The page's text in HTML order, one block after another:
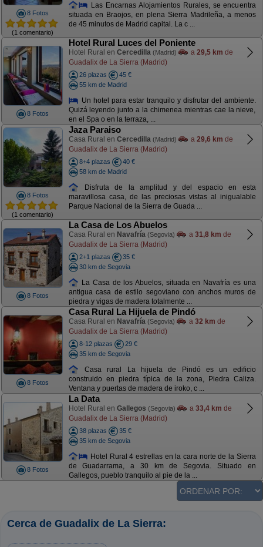
8 Fotos
(1 comentario)
Las Encarnas Alojamientos Rurales, se encuentra
situada en Braojos, en plena Sierra Madrileña, a menos
de 45 minutos de Madrid capital. La c ...
8 Fotos
Hotel Rural Luces del Poniente
Hotel Rural en Cercedilla (Madrid) a 29,5 km de
Guadalix de La Sierra (Madrid)
26 plazas
45 €
55 km de Madrid
Un hotel para estar tranquilo y disfrutar del ambiente.
Quizá leyendo junto a la chimenea mientras cae la nieve,
en el Spa o en la terraza, ...
8 Fotos
(1 comentario)
Jaza Paraiso
Casa Rural en Cercedilla (Madrid) a 29,6 km de
Guadalix de La Sierra (Madrid)
8+4 plazas
40 €
58 km de Madrid
Disfruta de la amplitud y del espacio en esta
maravillosa casa, de las preciosas vistas al inigualable
Parque Nacional de la Sierra de Guada ...
8 Fotos
La Casa de Los Abuelos
Casa Rural en Navafría (Segovia) a 31,8 km de
Guadalix de La Sierra (Madrid)
2+1 plazas
35 €
30 km de Segovia
La Casa de los Abuelos, situada en Navafría es una
antigua casa de estilo segoviano con anchos muros de
piedra y vigas de madera totalmente ...
8 Fotos
Casa Rural La Hijuela de Pindó
Casa Rural en Navafría (Segovia) a 32 km de
Guadalix de La Sierra (Madrid)
8-12 plazas
29 €
35 km de Segovia
Casa rural La hijuela de Pindó es un edificio
construido en piedra típica de la zona, Piedra Caliza.
Ventana y puertas de madera de iroko, c ...
8 Fotos
La Data
Hotel Rural en Gallegos (Segovia) a 33,4 km de
Guadalix de La Sierra (Madrid)
38 plazas
35 €
35 km de Segovia
Hotel Rural 4 estrellas en la cara norte de la Sierra
de Guadarrama, a 30 km de Segovia. Situado en
Gallegos, pueblo tranquilo al pie de la ...
Cerca de Guadalix de La Sierra: